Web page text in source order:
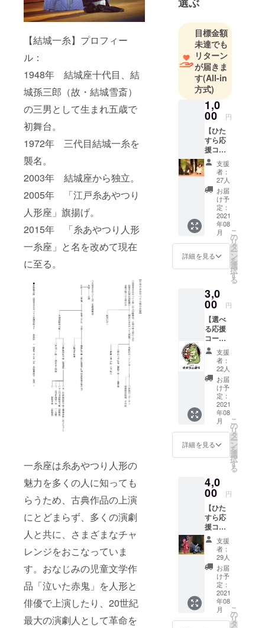
【結城一糸】プロフィー
ル：
1948年 結城座十代目、結
城孫三郎（故・結城雪斎）
の三男として生まれ五歳で
初舞台。
1972年 三代目結城一糸を
襲名。
2003年 結城座から独立。
2005年 「江戸糸あやつり
人形座」旗揚げ。
2015年 「糸あやつり人形
一糸座」と名を改めて現在
に至る。
一糸座は糸あやつり人形の
魅力を多くの人に知っても
らうため、古典作品の上演
にとどまらず、多くの演劇
人と共に、さまざまなチャ
レンジをおこなっていま
す。おなじみの児童文学作
品「泣いた赤鬼」を人形と
俳優で上演したり、20世紀
最大の演劇人として革命を
江戸時代か
ら続く、日
本の伝統芸
能である
「糸あやつ
り人形」を
継承し、未
来へ繋ぐた
めに発展と
普及に力を
注いでいま
古典演目の
上演にとど
まらず、国
内外の演劇
人と共に新
たな作品作
りを続けて
います。
目標金額
未達でも
リターン
が届きま
す(All-in
方式)
1,0
00 円
【ひた
すら応
援コー
ス】 ・
お礼
メール
・ホー
ムペー
ジにお
名前記
ターン
無しの
応援
コース
です。
ちあり
がとう
ござい
ます！
※備考欄
に、
ホーム
ページ
掲載用
にご希
望のお
名前を
ご記入
くださ
支援
者：
27人
お届
け予
定：
2021
年08
月
詳細を見る
こ
の
リ
タ
ー
ン
を
選
択
す
る
3,0
00 円
【選べ
る応援
コー
ス】 ・
お礼
メール
・ホー
ムペー
ジにお
名前掲
載 ・オ
オワニ
通リ
ステッ
カー ・
オオワ
でご使
用頂け
る2,000
円分の
お食事
券又は
オオワ
ニ通リ
マグ
カップ
又はオ
オワニ
通リエ
コバッ
考欄
支援
者：
22人
お届
け予
定：
2021
年08
月
詳細を見る
こ
の
リ
タ
ー
ン
を
選
択
す
る
4,0
00 円
【ひた
すら応
援コー
ス】 ・
お礼
メール
・ホー
ムペー
ジにお
名前掲
ターン
無しの
支援
者：
29人
お届
け予
定：
2021
年08
月
こ
の
リ
タ